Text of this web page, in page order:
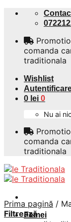
Skip
comanda
traditionala
Wishlist
0 lei 0
Nu ai
comanda
traditionala
Femei
Prima pagină /
Filtrează